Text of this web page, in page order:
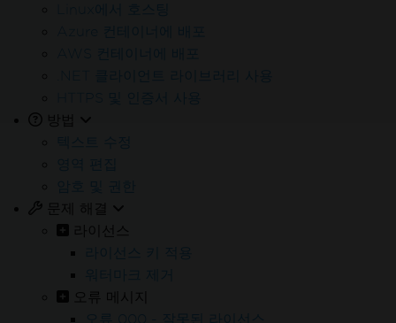
방법
문제 해결
라이선스
오류 메시지
IronPDF를 시도한 수백만 엔지니어